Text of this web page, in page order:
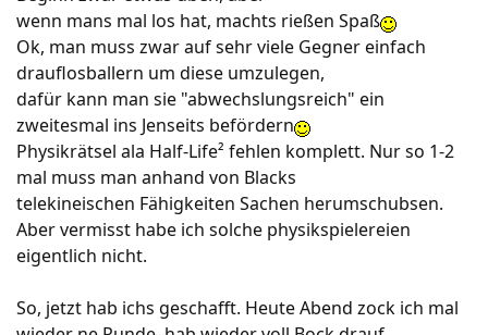
wenn mans mal los hat, machts rießen Spaß
Ok, man muss zwar auf sehr viele Gegner einfach
drauflosballern um diese umzulegen,
dafür kann man sie "abwechslungsreich" ein
zweitesmal ins Jenseits befördern
Physikrätsel ala Half-Life² fehlen komplett. Nur so 1-2
mal muss man anhand von Blacks
telekineischen Fähigkeiten Sachen herumschubsen.
Aber vermisst habe ich solche physikspielereien
eigentlich nicht.
So, jetzt hab ichs geschafft. Heute Abend zock ich mal